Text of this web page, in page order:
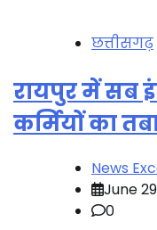
छत्तीसगढ़
रायपुर में सब
कर्मियों का
News
June
0